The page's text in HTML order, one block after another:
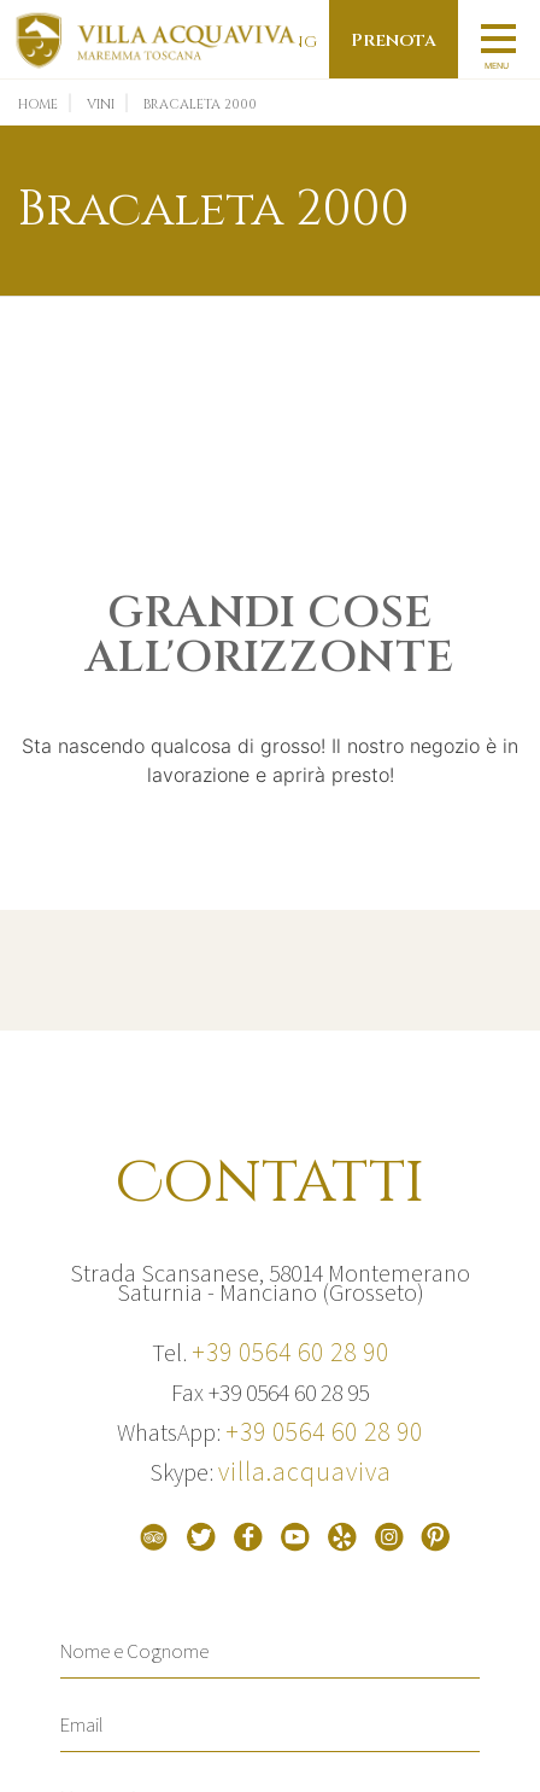
ENG Prenota
MENU
HOME VINI BRACALETA 2000
Bracaleta 2000
GRANDI COSE
ALL'ORIZZONTE
Sta nascendo qualcosa di grosso! Il nostro negozio è in
lavorazione e aprirà presto!
Contatti
Strada Scansanese, 58014 Montemerano
Saturnia - Manciano (Grosseto)
Tel. +39 0564 60 28 90
Fax +39 0564 60 28 95
WhatsApp: +39 0564 60 28 90
Skype: villa.acquaviva